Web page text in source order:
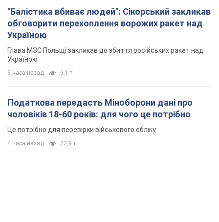
"Балістика вбиває людей": Сікорський закликав
обговорити перехоплення ворожих ракет над
Україною
Глава МЗС Польщі закликав до збиття російських ракет над
Україною
3 часа назад 6,1 т.
Податкова передасть Міноборони дані про
чоловіків 18-60 років: для чого це потрібно
Це потрібно для перевірки військового обліку
4 часа назад 22,9 т.